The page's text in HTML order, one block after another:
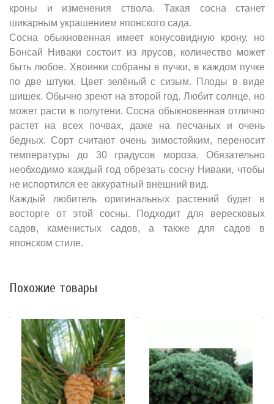
кроны и изменения ствола. Такая сосна станет
шикарным украшением японского сада.
Сосна обыкновенная имеет конусовидную крону, но
Бонсай Ниваки состоит из ярусов, количество может
быть любое. Хвоинки собраны в пучки, в каждом пучке
по две штуки. Цвет зелёный с сизым. Плоды в виде
шишек. Обычно зреют на второй год. Любит солнце, но
может расти в полутени. Сосна обыкновенная отлично
растет на всех почвах, даже на песчаных и очень
бедных. Сорт считают очень зимостойким, переносит
температуры до 30 градусов мороза. Обязательно
необходимо каждый год обрезать сосну Ниваки, чтобы
не испортился ее аккуратный внешний вид.
Каждый любитель оригинальных растений будет в
восторге от этой сосны. Подходит для вересковых
садов, каменистых садов, а также для садов в
японском стиле.
Похожие товары